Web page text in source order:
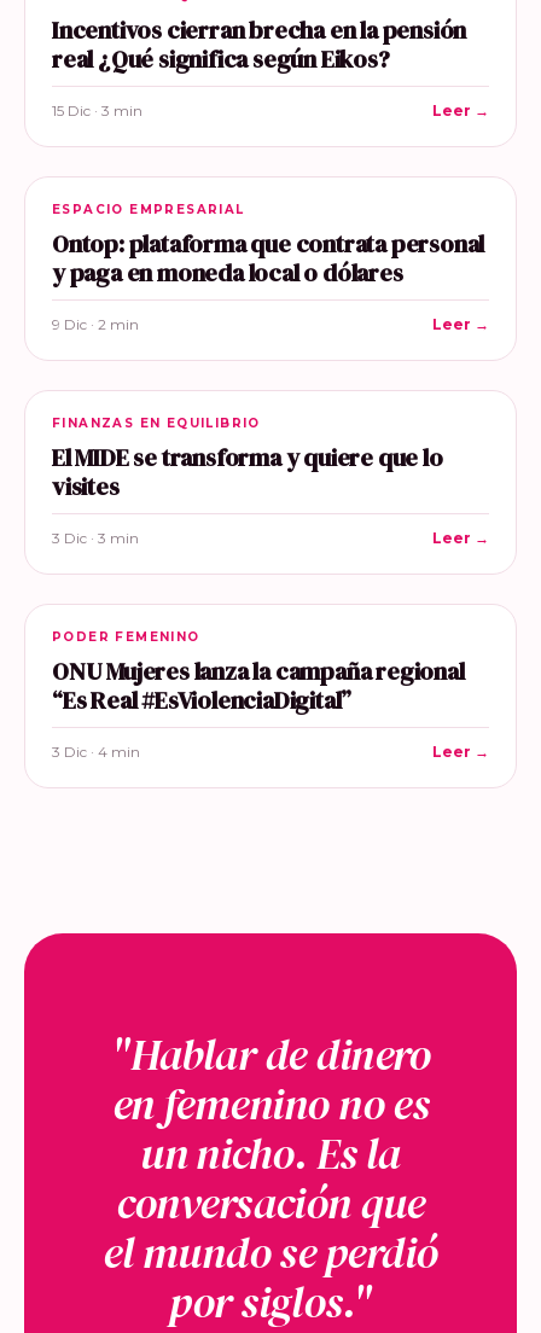
Incentivos cierran brecha en la pensión
real ¿Qué significa según Eikos?
15 Dic · 3 min Leer →
ESPACIO EMPRESARIAL
Ontop: plataforma que contrata personal
y paga en moneda local o dólares
9 Dic · 2 min Leer →
FINANZAS EN EQUILIBRIO
El MIDE se transforma y quiere que lo
visites
3 Dic · 3 min Leer →
PODER FEMENINO
ONU Mujeres lanza la campaña regional
“Es Real #EsViolenciaDigital”
3 Dic · 4 min Leer →
"Hablar de dinero
en femenino no es
un nicho. Es la
conversación que
el mundo se perdió
por siglos."